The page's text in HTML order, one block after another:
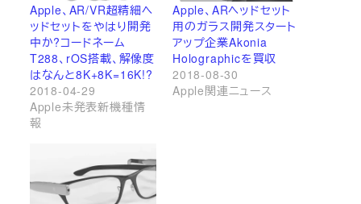
Apple、AR/VR超精細ヘ
ッドセットをやはり開発
中か?コードネーム
T288、rOS搭載、解像度
はなんと8K+8K=16K!?
2018-04-29
Apple未発表新機種情
報
Apple、ARヘッドセット
用のガラス開発スタート
アップ企業Akonia
Holographicを買収
2018-08-30
Apple関連ニュース